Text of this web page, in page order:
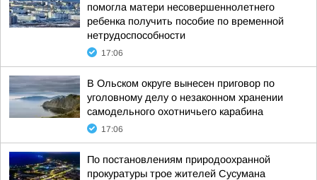
помогла матери несовершеннолетнего
ребенка получить пособие по временной
нетрудоспособности
17:06
В Ольском округе вынесен приговор по
уголовному делу о незаконном хранении
самодельного охотничьего карабина
17:06
По постановлениям природоохранной
прокуратуры трое жителей Сусумана